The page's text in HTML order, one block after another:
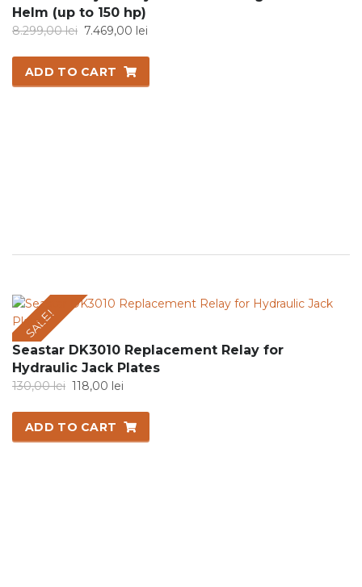
Helm (up to 150 hp)
8.299,00lei Original
was:
8.299,00 lei.
7.469,00 lei
7.469,00 lei.
ADD TO CART
SALE!
Seastar DK3010 Replacement Relay for
Hydraulic Jack Plates
130,00lei Original
was:
130,00 lei.
118,00 lei
is:
118,00 lei.
ADD TO CART